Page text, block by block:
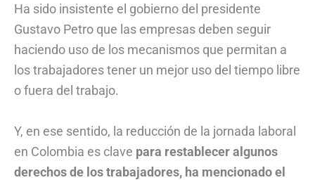
Ha sido insistente el gobierno del presidente
Gustavo Petro que las empresas deben seguir
haciendo uso de los mecanismos que permitan a
los trabajadores tener un mejor uso del tiempo libre
o fuera del trabajo.
Y, en ese sentido, la reducción de la jornada laboral
en Colombia es clave para restablecer algunos
derechos de los trabajadores, ha mencionado el